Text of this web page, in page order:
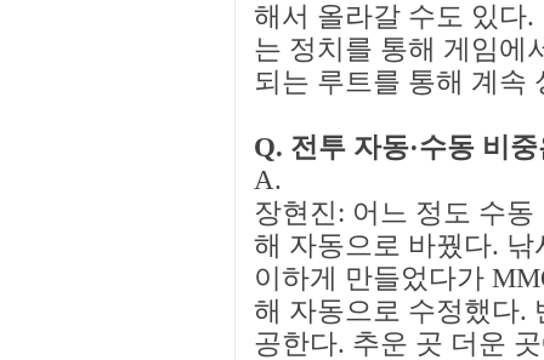
해서 올라갈 수도 있다
는 정치를 통해 게임에
되는 루트를 통해 계속
Q. 전투 자동·수동 비
A.
장현진: 어느 정도 수
해 자동으로 바꿨다.
이하게 만들었다가
해 자동으로 수정했다.
공한다. 추운 곳 더운